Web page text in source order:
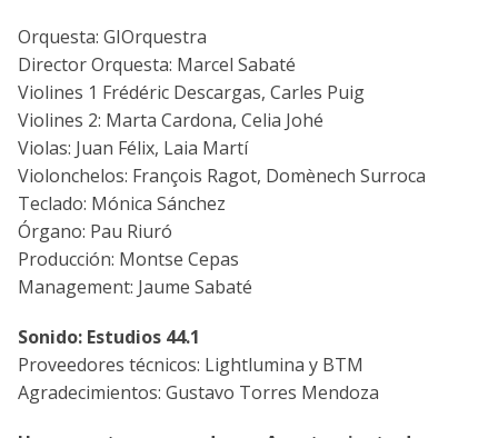
Orquesta: GIOrquestra
Director Orquesta: Marcel Sabaté
Violines 1 Frédéric Descargas, Carles Puig
Violines 2: Marta Cardona, Celia Johé
Violas: Juan Félix, Laia Martí
Violonchelos: François Ragot, Domènech Surroca
Teclado: Mónica Sánchez
Órgano: Pau Riuró
Producción: Montse Cepas
Management: Jaume Sabaté
Sonido: Estudios 44.1
Proveedores técnicos: Lightlumina y BTM
Agradecimientos: Gustavo Torres Mendoza